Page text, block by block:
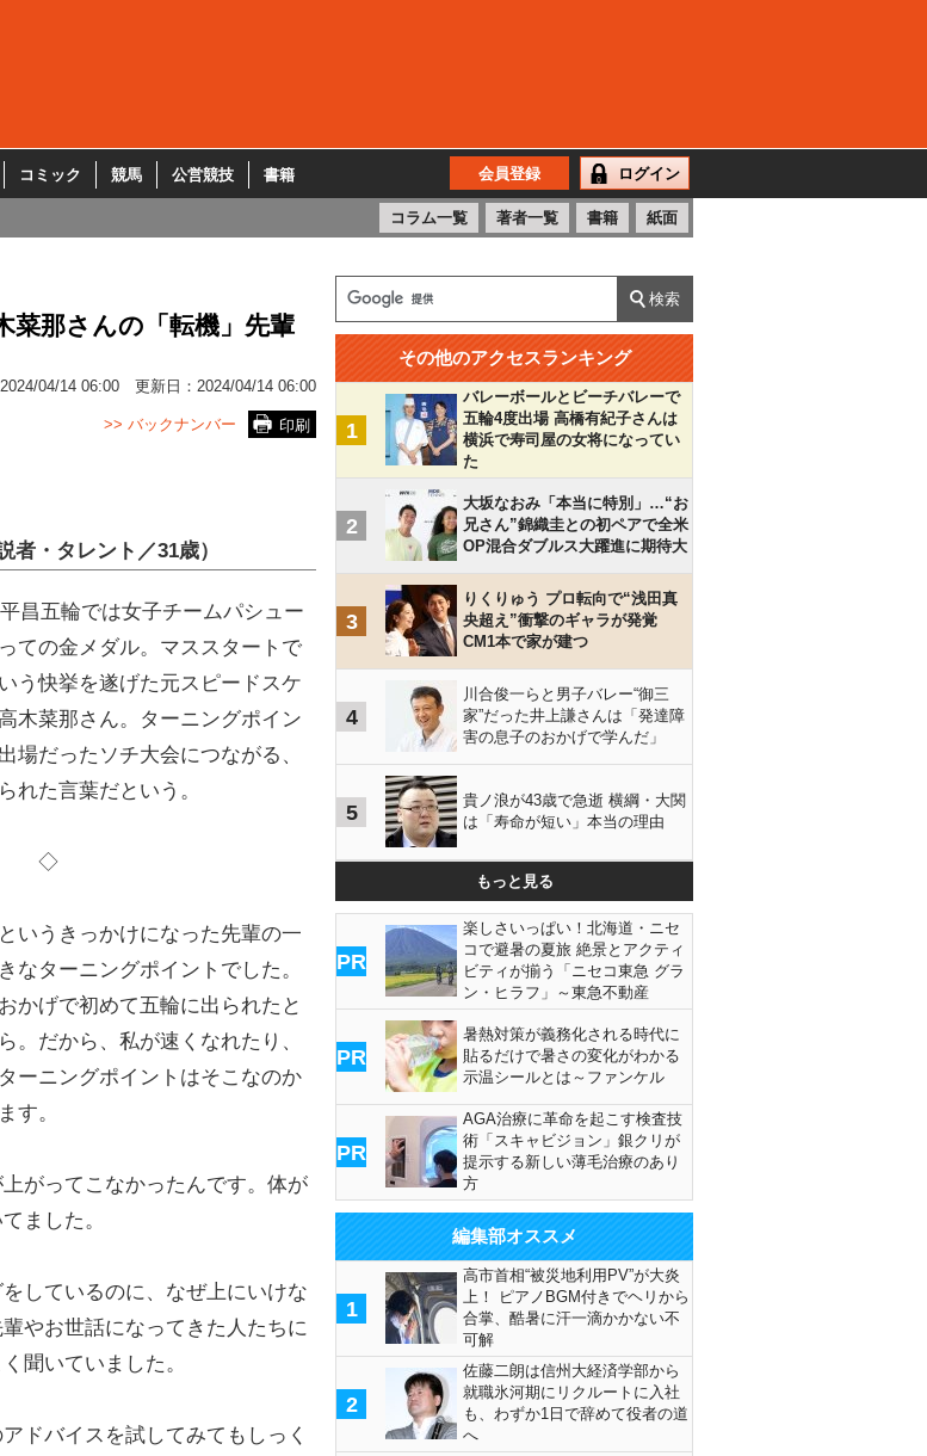
コミック 競馬 公営競技 書籍 会員登録 ログイン
コラム一覧 著者一覧 書籍 紙面
菜那さんの「転機」先輩
2024/04/14 06:00 更新日： 2024/04/14 06:00
印刷
>> バックナンバー
・タレント／31歳）
昌五輪では女子チームパシュー
ての金メダル。マススタートで
う快挙を遂げた元スピードスケ
木菜那さん。ターニングポイン
場だったソチ大会につながる、
れた言葉だという。
◇
というきっかけになった先輩の一
なターニングポイントでした。
かげで初めて五輪に出られたと
。だから、私が速くなれたり、
ーニングポイントはそこなのか
す。
がってこなかったんです。体が
ました。
しているのに、なぜ上にいけな
やお世話になってきた人たちに
聞いていました。
ドバイスを試してみてもしっく
その他のアクセスランキング
1
バレーボールとビーチバレーで
五輪4度出場 高橋有紀子さんは
横浜で寿司屋の女将になってい
た
2
大坂なおみ「本当に特別」…“お
兄さん”錦織圭との初ペアで全米
OP混合ダブルス大躍進に期待大
3
りくりゅう プロ転向で“浅田真
央超え”衝撃のギャラが発覚
CM1本で家が建つ
4
川合俊一らと男子バレー“御三
家”だった井上謙さんは「発達障
害の息子のおかげで学んだ」
5
貴ノ浪が43歳で急逝 横綱・大関
は「寿命が短い」本当の理由
もっと見る
PR
楽しさいっぱい！北海道・ニセ
コで避暑の夏旅 絶景とアクティ
ビティが揃う「ニセコ東急 グラ
ン・ヒラフ」～東急不動産
PR
暑熱対策が義務化される時代に
貼るだけで暑さの変化がわかる
示温シールとは～ファンケル
PR
AGA治療に革命を起こす検査技
術「スキャビジョン」銀クリが
提示する新しい薄毛治療のあり
方
編集部オススメ
1
高市首相“被災地利用PV”が大炎
上！ ピアノBGM付きでヘリから
合掌、酷暑に汗一滴かかない不
可解
2
佐藤二朗は信州大経済学部から
就職氷河期にリクルートに入社
も、わずか1日で辞めて役者の道
へ